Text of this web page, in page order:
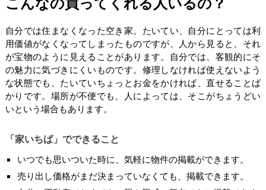
自分では住まなくなった空き家。たいてい、自分にとっては利
用価値がなくなってしまったものですが、人から見ると、それ
が宝物のように見えることがあります。自分では、客観的にそ
の魅力に気づきにくいものです。修理しなければ使えないよう
な状態でも、たいていちょっとお金をかければ、直せることば
かりです。場所が不便でも、人によっては、そこがちょうどい
いという場合もあります。
「家いちば」でできること
いつでも思いついた時に、気軽に物件の掲載ができます。
売り出し価格がまだ決まっていなくても、掲載できます。